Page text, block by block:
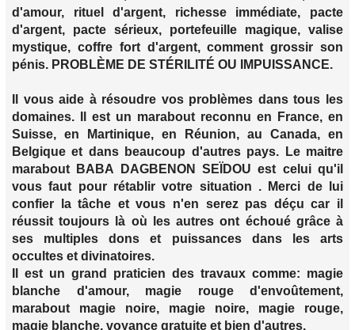
d'amour, rituel d'argent, richesse immédiate, pacte
d'argent, pacte sérieux, portefeuille magique, valise
mystique, coffre fort d'argent, comment grossir son
pénis. PROBLÈME DE STÉRILITÉ OU IMPUISSANCE.
Il vous aide à résoudre vos problèmes dans tous les
domaines. Il est un marabout reconnu en France, en
Suisse, en Martinique, en Réunion, au Canada, en
Belgique et dans beaucoup d'autres pays. Le maitre
marabout BABA DAGBENON SEÏDOU est celui qu'il
vous faut pour rétablir votre situation . Merci de lui
confier la tâche et vous n'en serez pas déçu car il
réussit toujours là où les autres ont échoué grâce à
ses multiples dons et puissances dans les arts
occultes et divinatoires.
Il est un grand praticien des travaux comme: magie
blanche d'amour, magie rouge d'envoûtement,
marabout magie noire, magie noire, magie rouge,
magie blanche, voyance gratuite et bien d'autres.